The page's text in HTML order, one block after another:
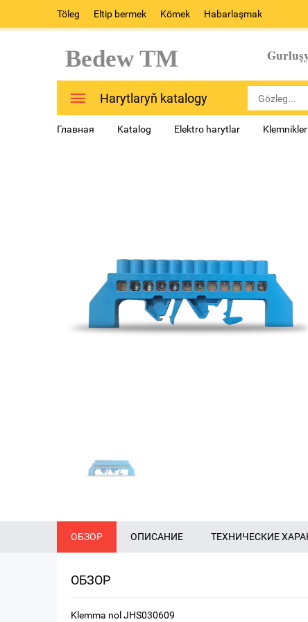
Töleg Eltip bermek Kömek Habarlaşmak
Bedew TM
Harytlaryň katalogy
Главная Katalog Elektro harytlar Klemnikler
ОБЗОР ОПИСАНИЕ ТЕХНИЧЕСКИЕ
ОБЗОР
Klemma nol JHS030609